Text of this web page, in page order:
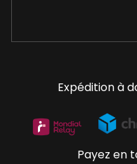
Expédition à
Payez en